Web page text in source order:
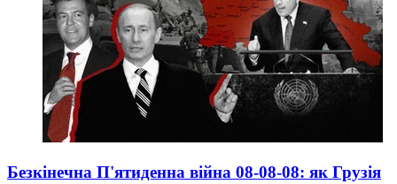
Безкінечна П'ятиденна війна 08-08-08: як Грузія